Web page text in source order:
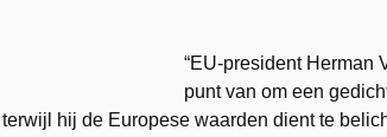
“EU-president Herman
punt van om een
hij de Europese waarden dient te